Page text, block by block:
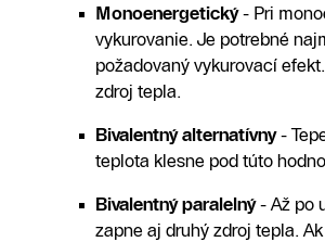
Monoenergetický- Pri
vykurovanie. Je potrebné
požadovaný vykurovací
zdroj tepla.
Bivalentný alternatívny-
teplota klesne pod túto
Bivalentný paralelný- Až po
zapne aj druhý zdroj tepla.